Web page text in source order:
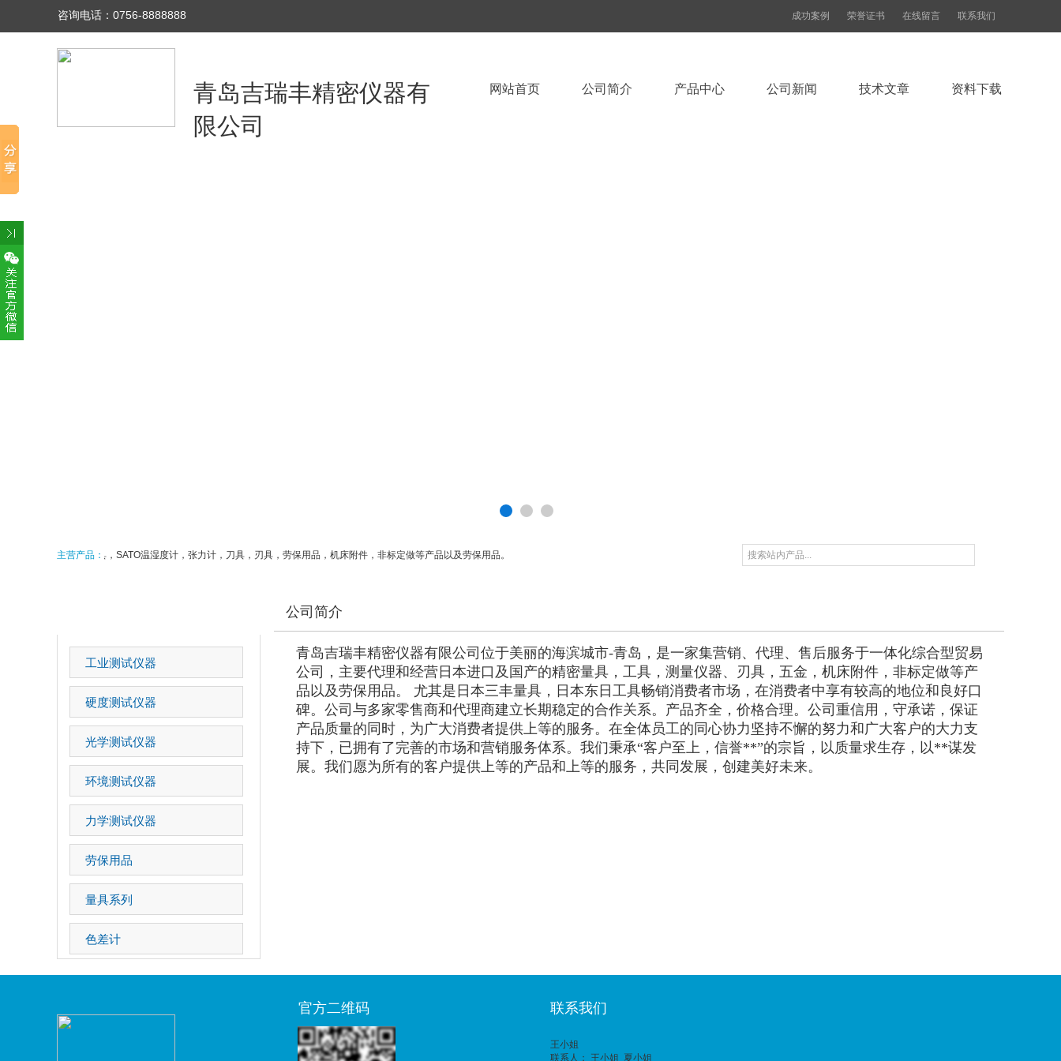
咨询电话：0756-8888888 成功案例 荣誉证书 在线留言 联系我们
青岛吉瑞丰精密仪器有
限公司
网站首页 公司简介 产品中心 公司新闻 技术文章 资料下载
主营产品：
日扭力扳手，三丰量具，SATO温湿度计，张力计，刀具，刃具，劳保用品，机床附件，非标定做等产品以及劳保用品。
工业测试仪器
硬度测试仪器
光学测试仪器
环境测试仪器
力学测试仪器
劳保用品
量具系列
色差计
公司简介
青岛吉瑞丰精密仪器有限公司位于美丽的海滨城市-青岛，是一家集营销、代理、售后服务于一体化综合型贸易
公司，主要代理和经营日本进口及国产的精密量具，工具，测量仪器、刃具，五金，机床附件，非标定做等产
品以及劳保用品。 尤其是日本三丰量具，日本东日工具畅销消费者市场，在消费者中享有较高的地位和良好口
碑。公司与多家零售商和代理商建立长期稳定的合作关系。产品齐全，价格合理。公司重信用，守承诺，保证
产品质量的同时，为广大消费者提供上等的服务。在全体员工的同心协力坚持不懈的努力和广大客户的大力支
持下，已拥有了完善的市场和营销服务体系。我们秉承“客户至上，信誉**”的宗旨，以质量求生存，以**谋发
展。我们愿为所有的客户提供上等的产品和上等的服务，共同发展，创建美好未来。
官方二维码 联系我们
王小姐
联系人： 王小姐 夏小姐